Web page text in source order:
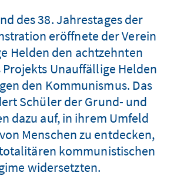
des 38. Jahrestages der
eröffnete der Verein
Helden den achtzehnten
Unauffällige Helden
den Kommunismus. Das
Schüler der Grund- und
dazu auf, in ihrem Umfeld
Menschen zu entdecken,
kommunistischen
widersetzten.